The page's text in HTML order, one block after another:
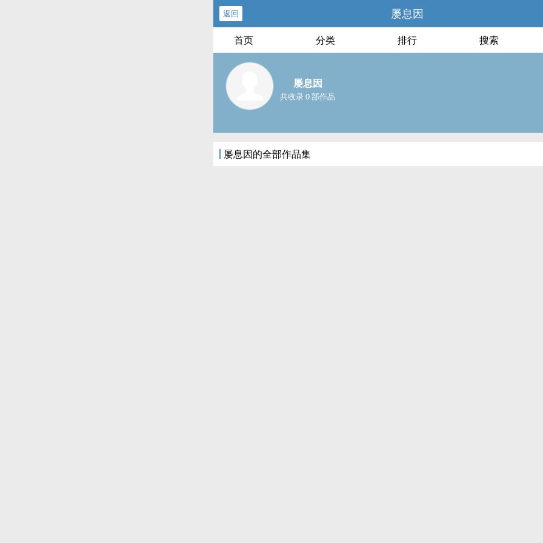
返回 屡息因
首页 分类 排行 搜索
屡息因
共收录 0 部作品
屡息因的全部作品集